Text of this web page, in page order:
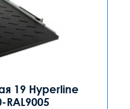
19 Hyperline
RAL9005